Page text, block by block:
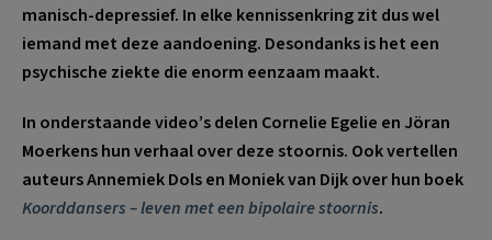
manisch-depressief. In elke kennissenkring zit dus wel
iemand met deze aandoening. Desondanks is het een
psychische ziekte die enorm eenzaam maakt.
In onderstaande video’s delen Cornelie Egelie en Jöran
Moerkens hun verhaal over deze stoornis. Ook vertellen
auteurs Annemiek Dols en Moniek van Dijk over hun boek
Koorddansers – leven met een bipolaire stoornis.